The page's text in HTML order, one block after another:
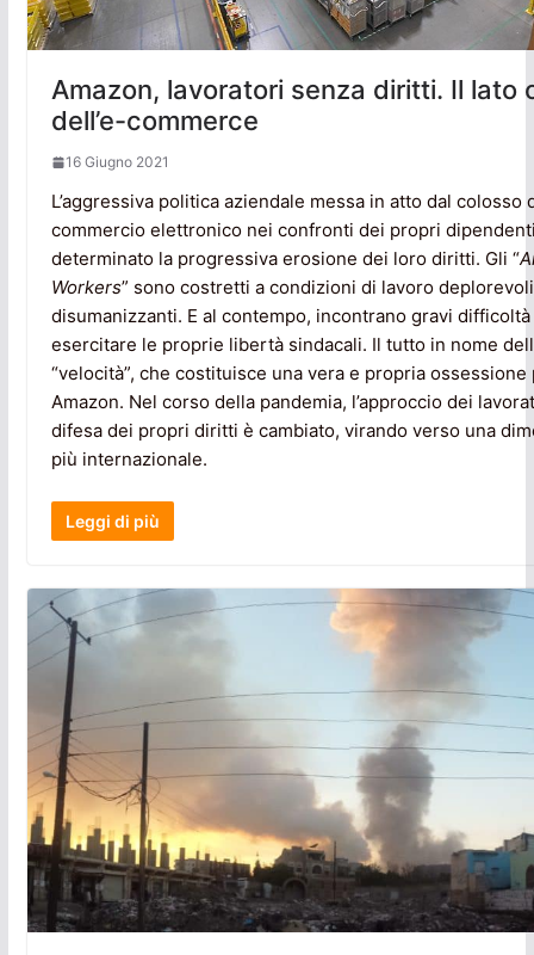
Amazon, lavoratori senza diritti. Il lato
dell’e-commerce
16 Giugno 2021
L’aggressiva politica aziendale messa in atto dal colosso
commercio elettronico nei confronti dei propri
determinato la progressiva erosione dei loro diritti. Gli “
Workers” sono costretti a condizioni di lavoro
disumanizzanti. E al contempo, incontrano gravi difficoltà
esercitare le proprie libertà sindacali. Il tutto in nome
“velocità”, che costituisce una vera e propria ossessione
Amazon. Nel corso della pandemia, l’approccio dei
difesa dei propri diritti è cambiato, virando verso una
più internazionale.
Leggi di più